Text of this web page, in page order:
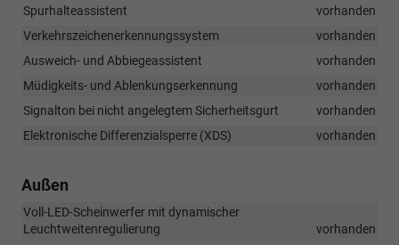
Spurhalteassistent
vorhanden
Verkehrszeichenerkennungssystem
vorhanden
Ausweich- und Abbiegeassistent
vorhanden
Müdigkeits- und Ablenkungserkennung
vorhanden
Signalton bei nicht angelegtem Sicherheitsgurt
vorhanden
Elektronische Differenzialsperre (XDS)
vorhanden
Außen
Voll-LED-Scheinwerfer mit dynamischer
Leuchtweitenregulierung
vorhanden